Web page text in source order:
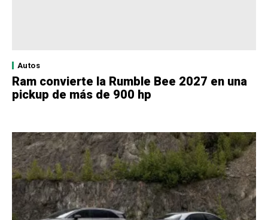
Autos
Ram convierte la Rumble Bee 2027 en una
pickup de más de 900 hp